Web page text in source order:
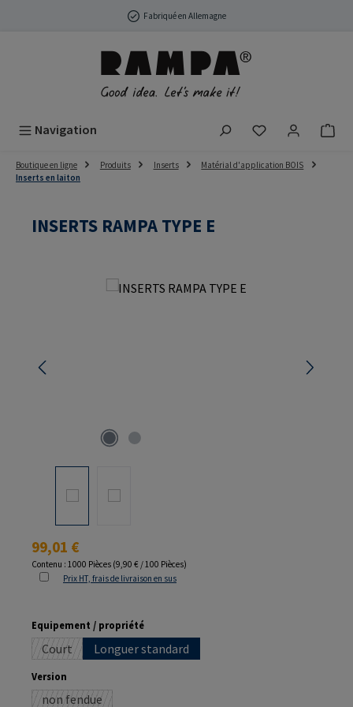
Passer au contenu principalFabriqué en Allemagne
Navigation Vous avez 0
Boutique en ligne Produits Inserts
Matérial d'application BOIS
Inserts en laiton
INSERTS RAMPA TYPE E
Ignorer la galerie d'images
Prix régulier :
99,01 €
Contenu : 1000 Pièces (9,90 € / 100 Pièces)
Prix HT, frais de livraison en sus
Sélectionnez
Equipement / propriété
Court(Cette option n'est pas disponible pour le moment.)
Longuer standard
Sélectionnez
Version
non fendue